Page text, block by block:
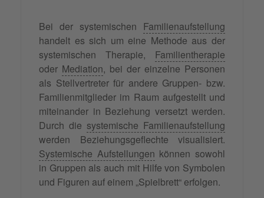
Bei der systemischen Familienaufstellung
handelt es sich um eine Methode aus der
systemischen Therapie, Familientherapie
oder Mediation, bei der einzelne Personen
als Stellvertreter für andere Gruppen- bzw.
Familienmitglieder im Raum aufgestellt und
miteinander in Beziehung versetzt werden.
Durch die systemische Familienaufstellung
werden Beziehungsgeflechte visualisiert.
Systemische Aufstellungen können sowohl
in Gruppen als auch mit Hilfe von Symbolen
und Figuren auf einem „Spielbrett“ erfolgen.